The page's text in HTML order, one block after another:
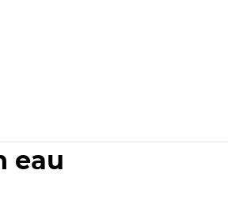
eau